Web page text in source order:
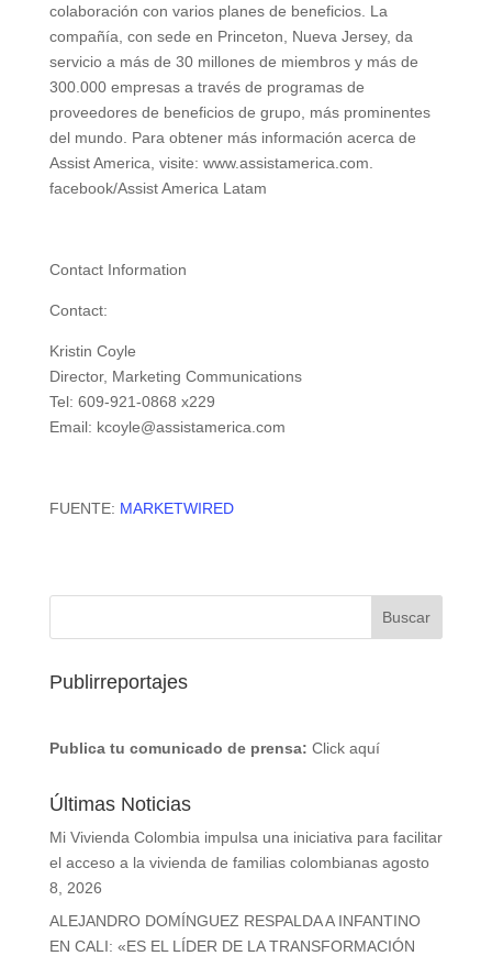
colaboración con varios planes de beneficios. La
compañía, con sede en Princeton, Nueva Jersey, da
servicio a más de 30 millones de miembros y más de
300.000 empresas a través de programas de
proveedores de beneficios de grupo, más prominentes
del mundo. Para obtener más información acerca de
Assist America, visite: www.assistamerica.com.
facebook/Assist America Latam
Contact Information
Contact:
Kristin Coyle
Director, Marketing Communications
Tel: 609-921-0868 x229
Email: kcoyle@assistamerica.com
FUENTE: MARKETWIRED
Publirreportajes
Publica tu comunicado de prensa: Click aquí
Últimas Noticias
Mi Vivienda Colombia impulsa una iniciativa para facilitar
el acceso a la vivienda de familias colombianas agosto
8, 2026
ALEJANDRO DOMÍNGUEZ RESPALDA A INFANTINO
EN CALI: «ES EL LÍDER DE LA TRANSFORMACIÓN